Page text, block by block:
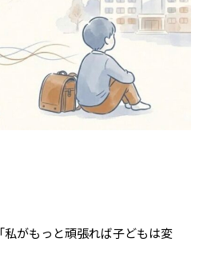
私がもっと頑張れば子どもは変